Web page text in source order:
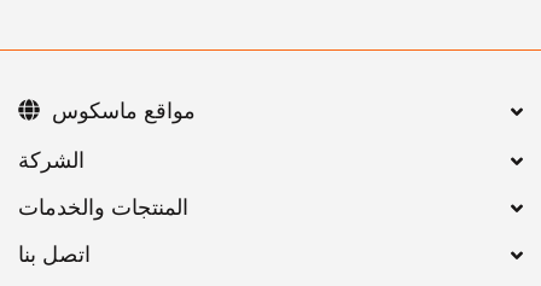
اتصل بنا
مواقع ماسكوس